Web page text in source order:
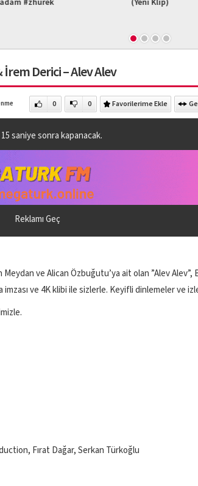
Derici – Alev Alev
0 0 Favorilerime Ekle
14saniye sonra kapanacak.
Reklamı Geç
ve Alican Özbuğutu’ya ait olan ”Alev
ve 4K klibi ile sizlerle. Keyifli dinlemeler ve
Fırat Dağar, Serkan Türkoğlu